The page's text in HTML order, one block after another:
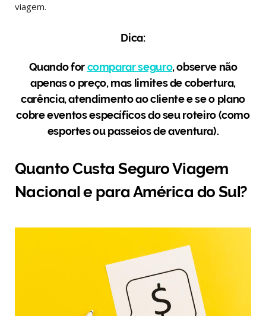
viagem.
Dica:
Quando forcomparar seguro, observe não
apenas o preço, mas limites de cobertura,
carência, atendimento ao cliente e se o plano
cobre eventos específicos do seu roteiro (como
esportes ou passeios de aventura).
Quanto Custa Seguro Viagem
Nacional e para América do Sul?